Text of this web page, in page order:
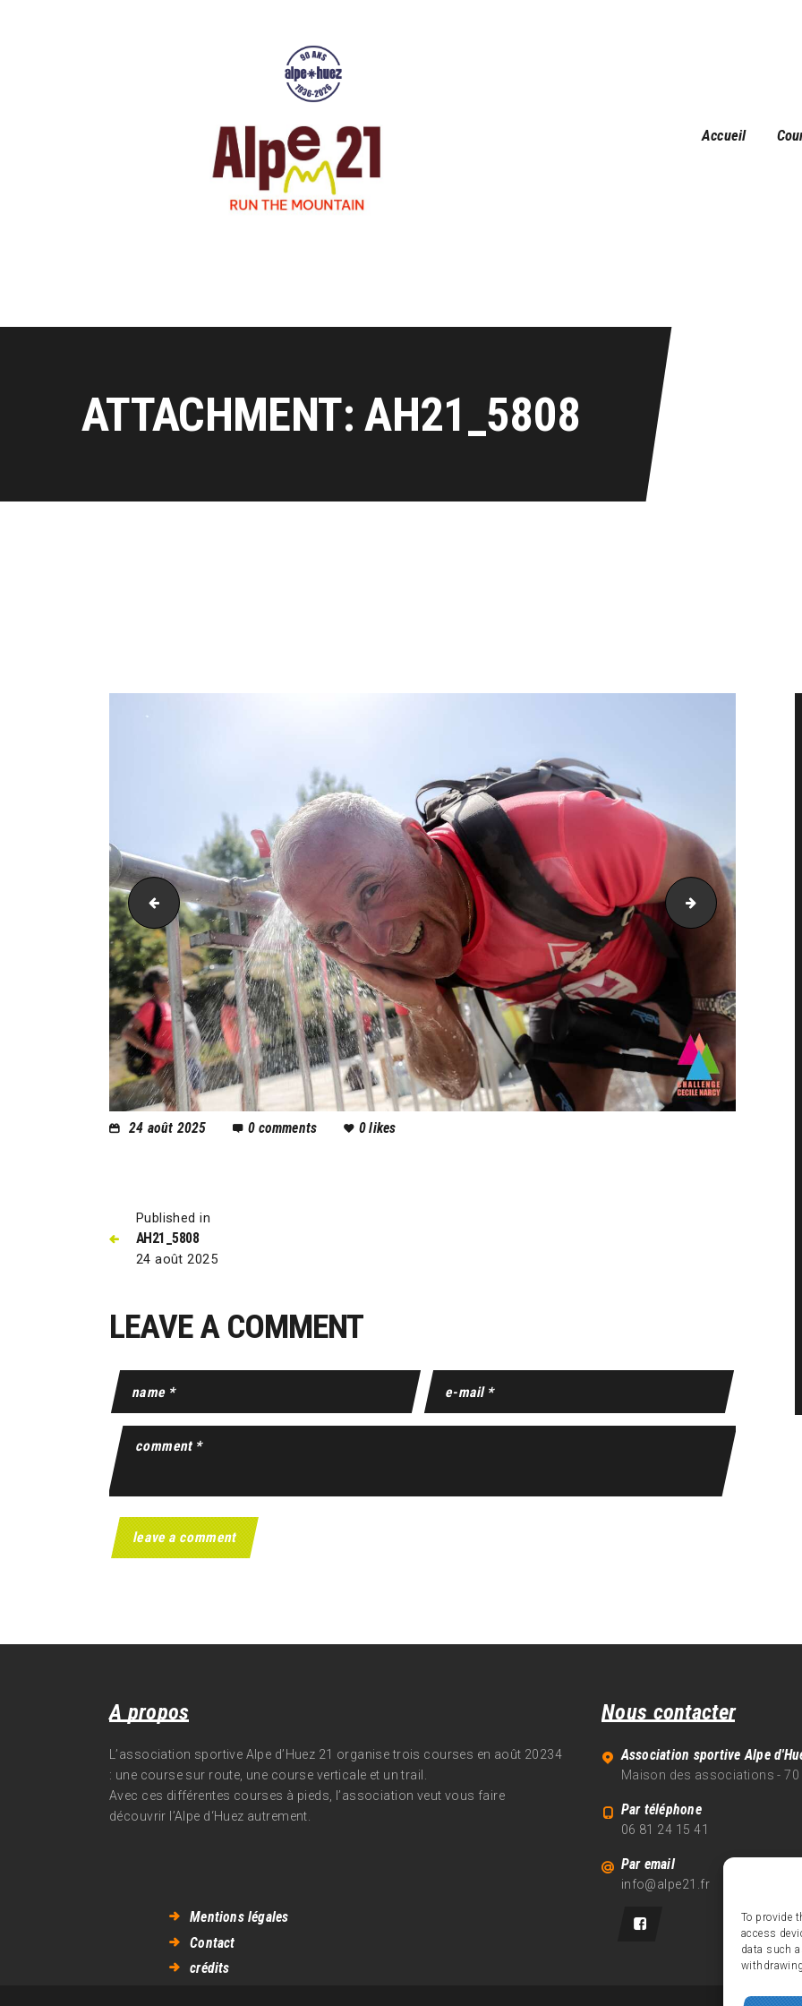
To provide
access
data such
Accueil
ATTACHMENT: AH21_5808
AH21_5792 AH21_5827
24 août 2025 0 comments 0likes
Published in
AH21_5808
24 août 2025
LEAVE A COMMENT
A propos
L’association sportive Alpe d’Huez 21 organise trois courses en août 20234
: une course sur route, une course verticale et un trail.
Avec ces différentes courses à pieds, l’association veut vous faire
découvrir l’Alpe d‘Huez autrement.
Nous contacter
Association sportive Alpe
Maison des associations - 70
Par téléphone
06 81 24 15 41
Par email
info@alpe21.fr
Mentions légales
Contact
crédits